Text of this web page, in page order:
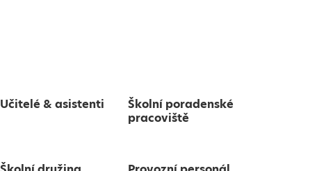
Učitelé & asistenti
Školní poradenské
pracoviště